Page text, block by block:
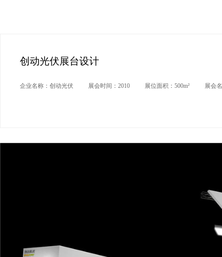
创动光伏展台设计
企业名称：创动光伏 展会时间：2010 展位面积：500m² 展会